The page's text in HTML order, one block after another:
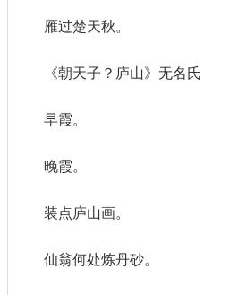
雁过楚天秋。
《朝天子？庐山》无名氏
早霞。
晚霞。
装点庐山画。
仙翁何处炼丹砂。